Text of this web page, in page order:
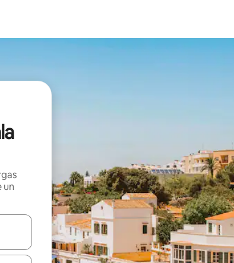
un
navegar usando las teclas de las flechas hacia arriba y